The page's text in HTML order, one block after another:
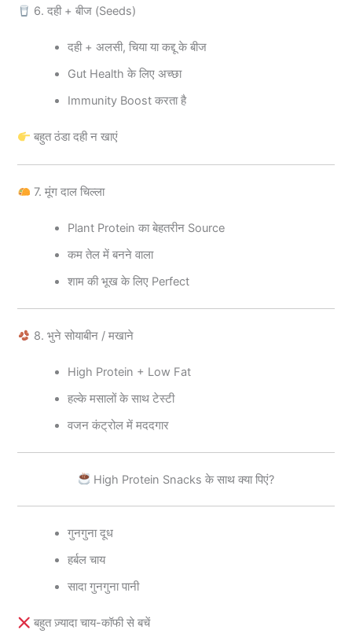
6. दही + बीज (Seeds)
दही + अलसी, चिया या कद्दू के बीज
Gut Health के लिए अच्छा
Immunity Boost करता है
बहुत ठंडा दही न खाएं
7. मूंग दाल चिल्ला
Plant Protein का बेहतरीन Source
कम तेल में बनने वाला
शाम की भूख के लिए Perfect
8. भुने सोयाबीन / मखाने
High Protein + Low Fat
हल्के मसालों के साथ टेस्टी
वजन कंट्रोल में मददगार
High Protein Snacks के साथ क्या पिएं?
गुनगुना दूध
हर्बल चाय
सादा गुनगुना पानी
बहुत ज़्यादा चाय-कॉफी से बचें